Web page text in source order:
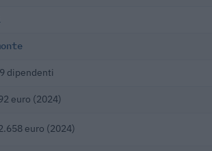
dipendenti
euro (2024)
euro (2024)